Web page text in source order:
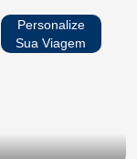
Personalize
Sua Viagem